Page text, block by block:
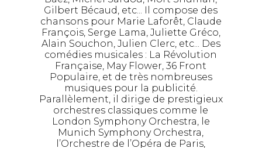
Gilbert Bécaud, etc... Il compose des
chansons pour Marie Laforêt, Claude
François, Serge Lama, Juliette Gréco,
Alain Souchon, Julien Clerc, etc... Des
comédies musicales : La Révolution
Française, May Flower, 36 Front
Populaire, et de très nombreuses
musiques pour la publicité.
Parallèlement, il dirige de prestigieux
orchestres classiques comme le
London Symphony Orchestra, le
Munich Symphony Orchestra,
l’Orchestre de l’Opéra de Paris,